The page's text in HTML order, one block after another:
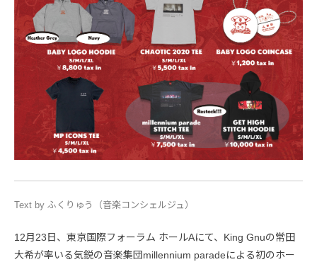
Text by ふくりゅう（音楽コンシェルジュ）
12月23日、東京国際フォーラム ホールAにて、King Gnuの常田
大希が率いる気鋭の音楽集団millennium paradeによる初のホー